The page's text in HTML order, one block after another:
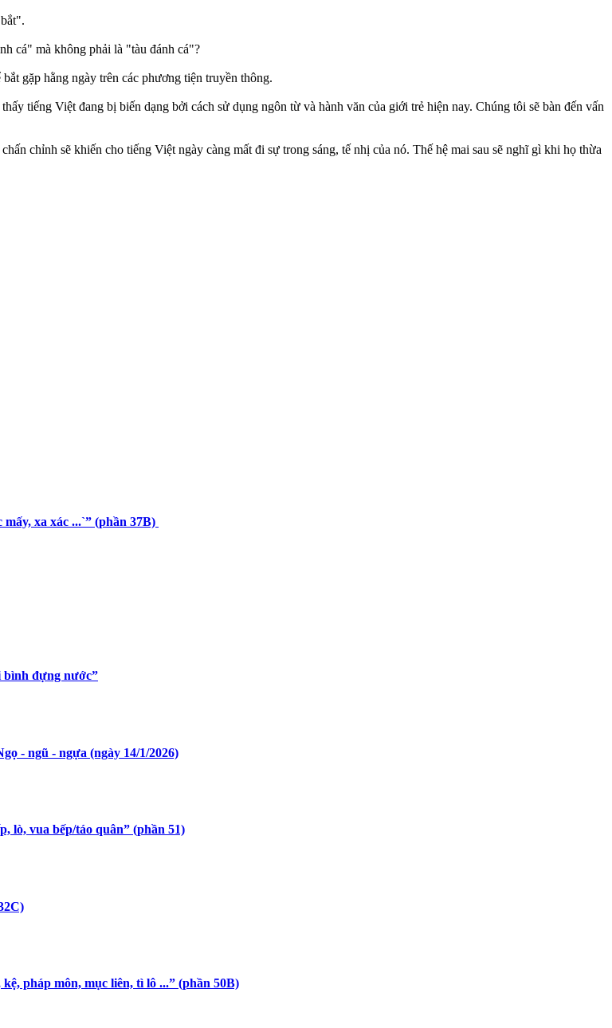
cá" mà không phải là "tàu đánh cá"?
gặp hằng ngày trên các phương tiện truyền thông.
tiếng Việt đang bị biến dạng bởi cách sử dụng ngôn từ và hành văn của giới trẻ hiện nay. Chúng tôi sẽ bàn đến vấn
chỉnh sẽ khiến cho tiếng Việt ngày càng mất đi sự trong sáng, tế nhị của nó. Thế hệ mai sau sẽ nghĩ gì khi họ thừa
xa xác ...`” (phần 37B)
bình đựng nước”
- ngũ - ngựa (ngày 14/1/2026)
lò, vua bếp/táo quân” (phần 51)
pháp môn, mục liên, tì lô ...” (phần 50B)